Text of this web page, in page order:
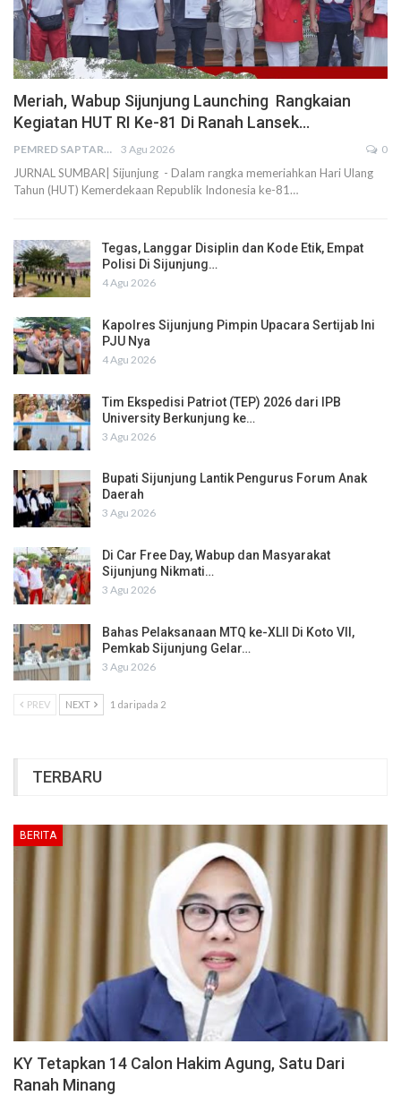
Meriah, Wabup Sijunjung Launching Rangkaian
Kegiatan HUT RI Ke-81 Di Ranah Lansek…
PEMRED SAPTARIUS 3 Agu 2026 0
JURNAL SUMBAR| Sijunjung - Dalam rangka memeriahkan Hari Ulang
Tahun (HUT) Kemerdekaan Republik Indonesia ke-81…
Tegas, Langgar Disiplin dan Kode Etik, Empat
Polisi Di Sijunjung…
4 Agu 2026
Kapolres Sijunjung Pimpin Upacara Sertijab Ini
PJU Nya
4 Agu 2026
Tim Ekspedisi Patriot (TEP) 2026 dari IPB
University Berkunjung ke…
3 Agu 2026
Bupati Sijunjung Lantik Pengurus Forum Anak
Daerah
3 Agu 2026
Di Car Free Day, Wabup dan Masyarakat
Sijunjung Nikmati…
3 Agu 2026
Bahas Pelaksanaan MTQ ke-XLII Di Koto VII,
Pemkab Sijunjung Gelar…
3 Agu 2026
PREV NEXT 1 daripada 2
TERBARU
BERITA
KY Tetapkan 14 Calon Hakim Agung, Satu Dari
Ranah Minang